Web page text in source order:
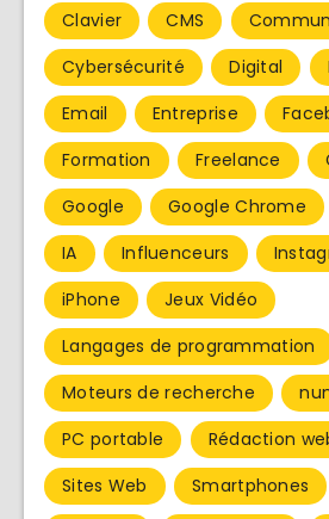
Clavier
CMS
Cybersécurité
Digital
Email
Entreprise
Formation
Freelance
Google
Google Chrome
IA
Influenceurs
iPhone
Jeux Vidéo
Langages de programmation
Moteurs de recherche
PC portable
Rédaction
Sites Web
Smartphones